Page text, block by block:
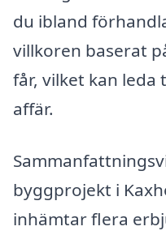
du ibland
villkoren baserat
får, vilket kan
affär.
byggprojekt i
inhämtar flera